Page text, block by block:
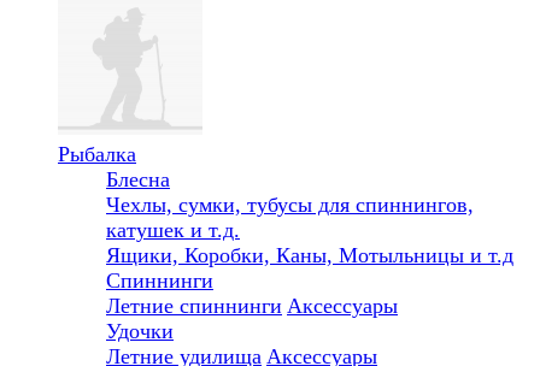
Рыбалка
Блесна
Чехлы, сумки, тубусы для спиннингов,
катушек и т.д.
Ящики, Коробки, Каны, Мотыльницы и т.д
Спиннинги
Летние спиннинги Аксессуары
Удочки
Летние удилища Аксессуары